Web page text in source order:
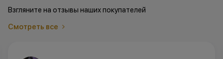
Взгляните на отзывы наших покупателей
Смотреть все